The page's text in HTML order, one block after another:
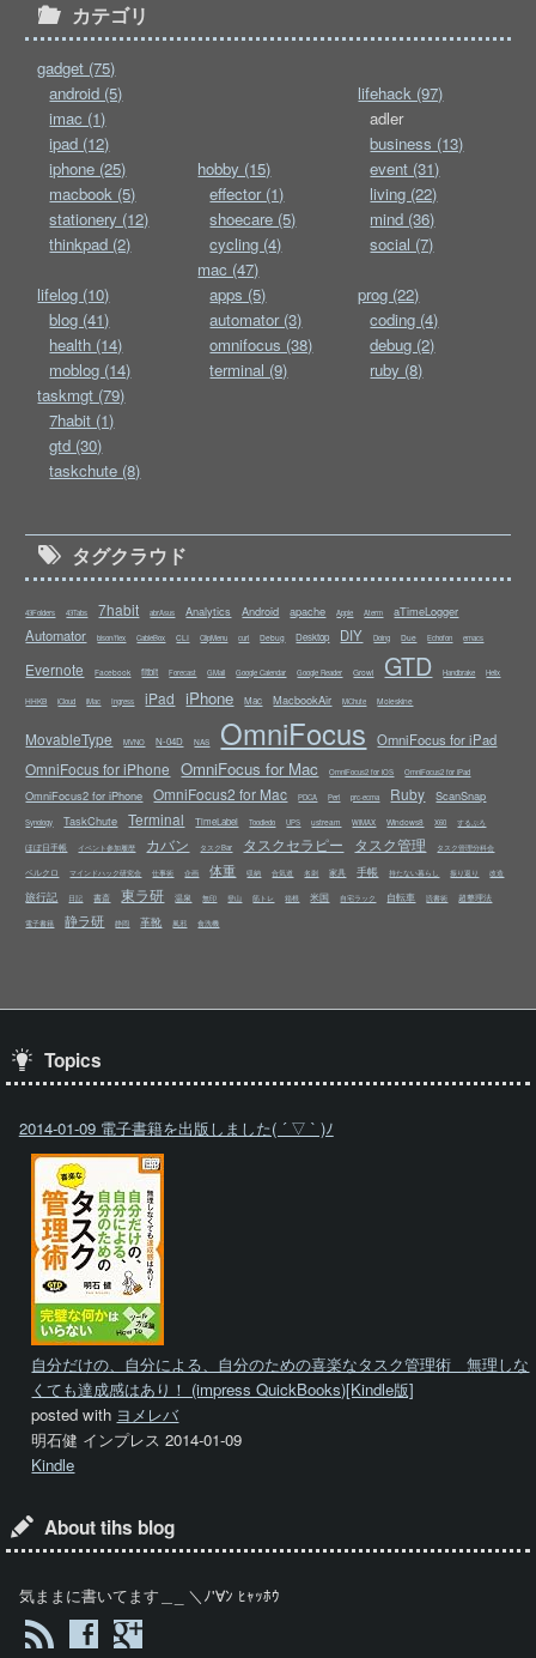
カテゴリ
gadget (75)
android (5)
imac (1)
ipad (12)
iphone (25)
macbook (5)
stationery (12)
thinkpad (2)
hobby (15)
effector (1)
shoecare (5)
cycling (4)
lifehack (97)
adler
business (13)
event (31)
living (22)
mind (36)
social (7)
lifelog (10)
blog (41)
health (14)
moblog (14)
mac (47)
apps (5)
automator (3)
omnifocus (38)
terminal (9)
prog (22)
coding (4)
debug (2)
ruby (8)
taskmgt (79)
7habit (1)
gtd (30)
taskchute (8)
タグクラウド
43Folders 43Tabs 7habit abrAsus Analytics Android apache Apple Aterm aTimeLogger
Automator bison/flex CableBox CLI ClipMenu curl Debug Desktop DIY Doing Due Echofon emacs
Evernote Facebook fitbit Forecast GMail Google Calendar Google Reader Growl GTD Handbrake Helix
HHKB iCloud iMac Ingress iPad iPhone Mac MacbookAir MChute Moleskine
MovableType MVNO N-04D NAS OmniFocus OmniFocus for iPad
OmniFocus for iPhone OmniFocus for Mac OmniFocus2 for iOS OmniFocus2 for iPad
OmniFocus2 for iPhone OmniFocus2 for Mac PDCA Perl prc-ecma Ruby ScanSnap
Synology TaskChute Terminal TimeLabel Toodledo UPS ustream WiMAX Windows8 X60 するぷろ
ほぼ日手帳 イベント参加履歴 カバン タスクBar タスクセラピー タスク管理 タスク管理分科会
ベルクロ マインドハック研究会 仕事術 企画 体重 収納 合気道 名刺 家具 手帳 持たない暮らし 振り返り 改造
旅行記 日記 書斎 東ラ研 温泉 無印 登山 筋トレ 箱根 米国 自宅ラック 自転車 読書術 超整理法
電子書籍 静ラ研 静岡 革靴 風邪 食洗機
Topics
2014-01-09 電子書籍を出版しました( ´ ▽ ` )ﾉ
自分だけの、自分による、自分のための喜楽なタスク管理術 無理しな
くても達成感はあり！ (impress QuickBooks)[Kindle版]
posted with ヨメレバ
明石健 インプレス 2014-01-09
Kindle
About tihs blog
気ままに書いてます＿_ ＼ﾉ'∀ﾝ ﾋｬｯﾎｳ